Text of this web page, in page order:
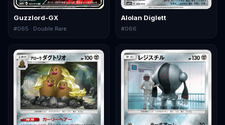
Guzzlord-GX
#065 · Double Rare
Alolan Diglett
#066